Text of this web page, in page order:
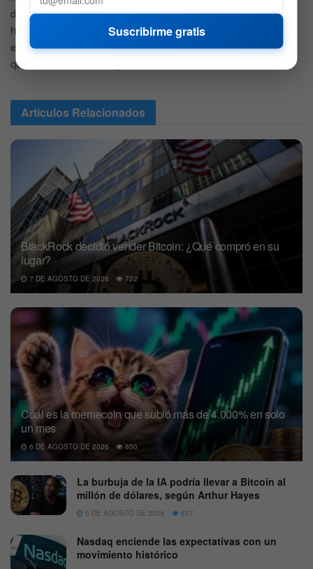
debieron ser también estafadas. Por culpa de esta empresa mi
hermano quedó endeudado y tiene muchos problemas. Le
escribo desde Ecuador. Sie pueden ayudarme con mi caso les
quedaré eternamente agradecido. Buenas noches.
Articulos Relacionados
BlackRock decidió vender Bitcoin: ¿Qué compró en su
lugar?
7 DE AGOSTO DE 2026 722
Cuál es la memecoin que subió más de 4.000% en solo
un mes
6 DE AGOSTO DE 2026 650
La burbuja de la IA podría llevar a Bitcoin al
millón de dólares, según Arthur Hayes
5 DE AGOSTO DE 2026 657
Nasdaq enciende las expectativas con un
movimiento histórico
Suscribirme gratis